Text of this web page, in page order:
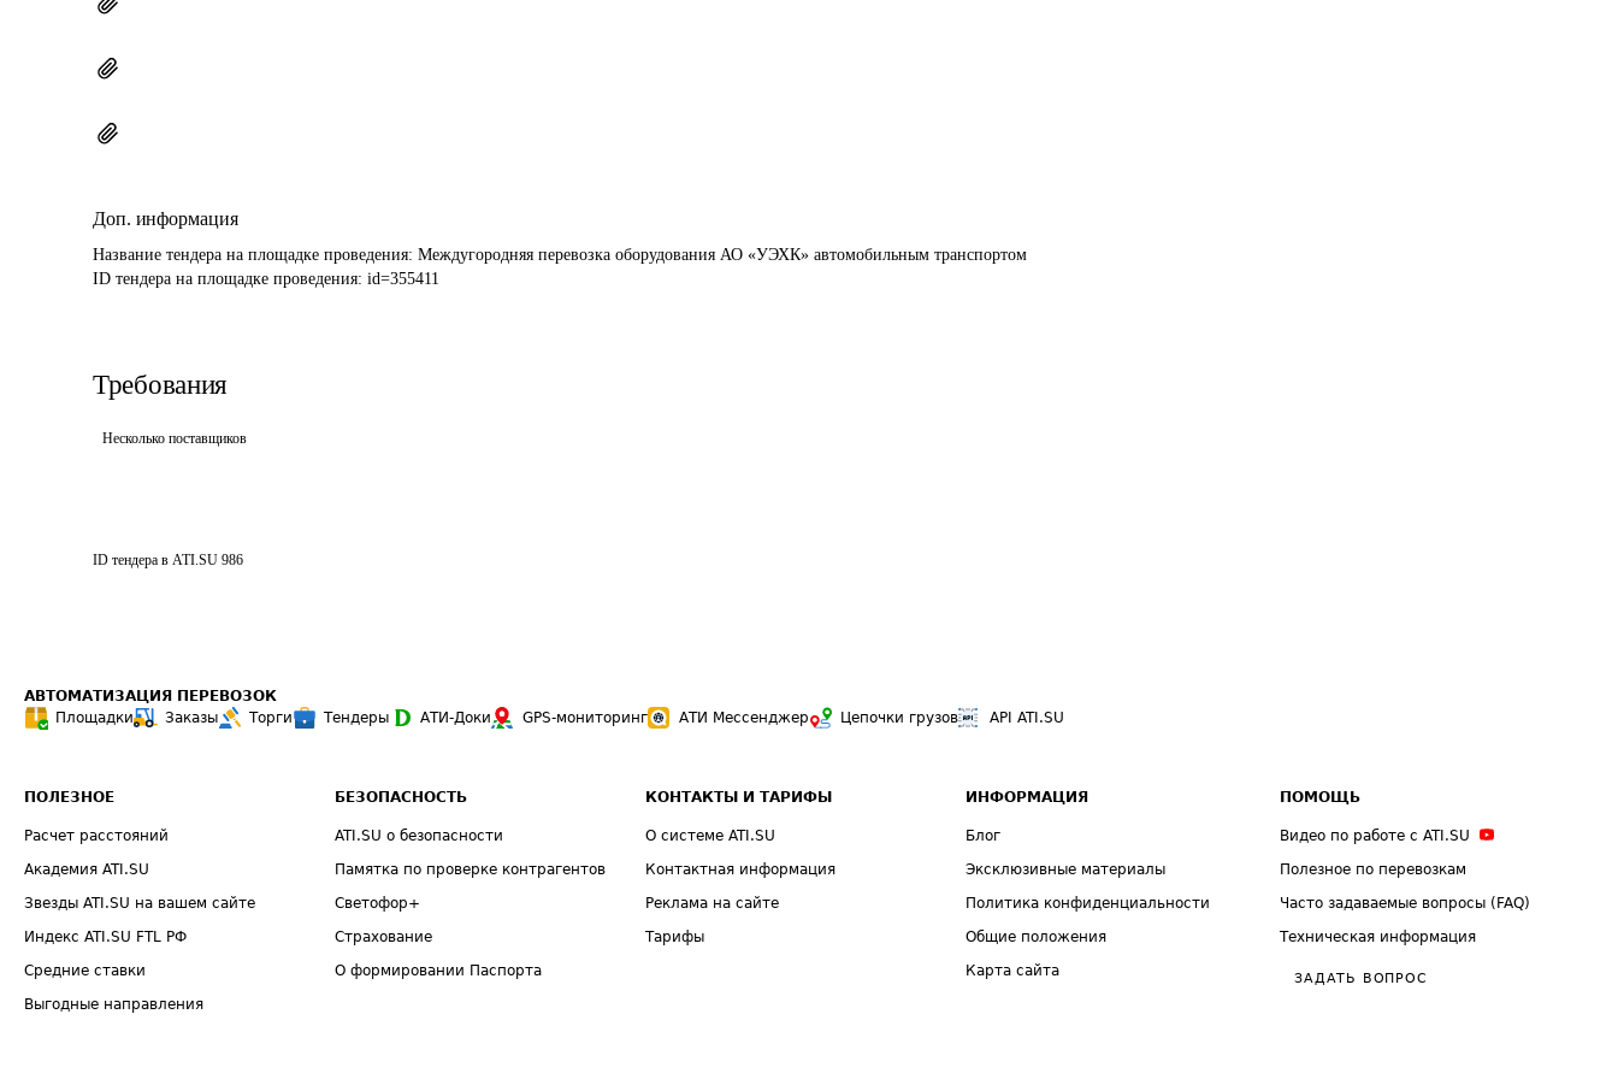
Доп. информация
Название тендера на площадке проведения: Междугородняя перевозка оборудования АО «УЭХК» автомобильным транспортом
ID тендера на площадке проведения: id=355411
Требования
Несколько поставщиков
ID тендера в ATI.SU 986
АВТОМАТИЗАЦИЯ ПЕРЕВОЗОК
Площадки
Заказы Торги Тендеры АТИ-Доки GPS-мониторинг АТИ Мессенджер Цепочки грузов API ATI.SU
ПОЛЕЗНОЕ
Расчет расстояний
Академия ATI.SU
Звезды ATI.SU на вашем сайте
Индекс ATI.SU FTL РФ
Средние ставки
Выгодные направления
БЕЗОПАСНОСТЬ
ATI.SU о безопасности
Памятка по проверке контрагентов
Светофор+
Страхование
О формировании Паспорта
КОНТАКТЫ И ТАРИФЫ
О системе ATI.SU
Контактная информация
Реклама на сайте
Тарифы
ИНФОРМАЦИЯ
Блог
Эксклюзивные материалы
Политика конфиденциальности
Общие положения
Карта сайта
ПОМОЩЬ
Видео по работе с ATI.SU
Полезное по перевозкам
Часто задаваемые вопросы (FAQ)
Техническая информация
ЗАДАТЬ ВОПРОС